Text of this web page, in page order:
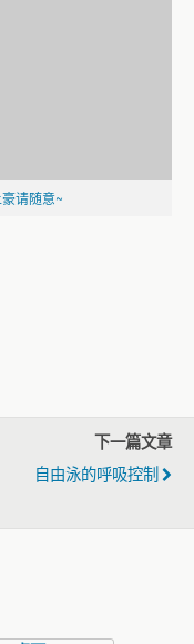
请随意~
下一篇文章
自由泳的呼吸控制